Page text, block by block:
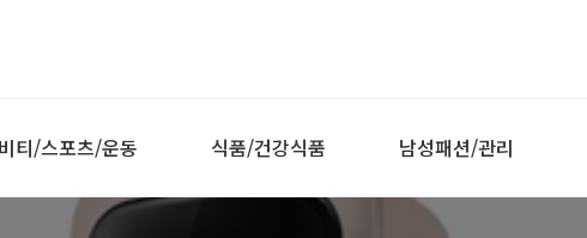
티/스포츠/운동 식품/건강식품 남성패션/관리